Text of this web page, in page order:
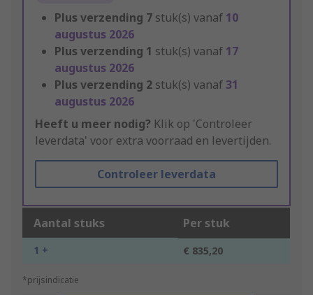
Plus verzending 7 stuk(s) vanaf 10
augustus 2026
Plus verzending 1 stuk(s) vanaf 17
augustus 2026
Plus verzending 2 stuk(s) vanaf31
augustus 2026
Heeft u meer nodig? Klik op 'Controleer
leverdata' voor extra voorraad en levertijden.
Controleer leverdata
Aantal stuks Per stuk
1 + € 835,20
*prijsindicatie